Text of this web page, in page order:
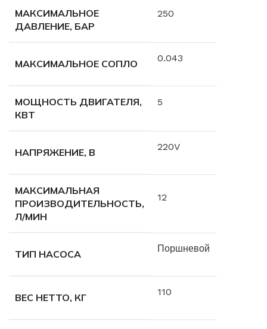
МАКСИМАЛЬНОЕ
ДАВЛЕНИЕ, БАР
250
МАКСИМАЛЬНОЕ СОПЛО 0.043
МОЩНОСТЬ ДВИГАТЕЛЯ,
КВТ
5
НАПРЯЖЕНИЕ, В 220V
МАКСИМАЛЬНАЯ
ПРОИЗВОДИТЕЛЬНОСТЬ,
Л/МИН
12
ТИП НАСОСА Поршневой
ВЕС НЕТТО, КГ 110